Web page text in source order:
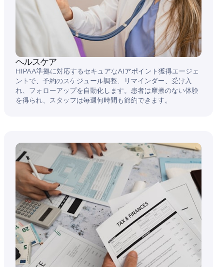
ヘルスケア
HIPAA準拠に対応するセキュアなAIアポイント獲得エージェ
ントで、予約のスケジュール調整、リマインダー、受け入
れ、フォローアップを自動化します。患者は摩擦のない体験
を得られ、スタッフは毎週何時間も節約できます。